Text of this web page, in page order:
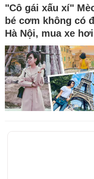
"Cô gái xấu xí"
bé cơm không có
Hà Nội, mua xe